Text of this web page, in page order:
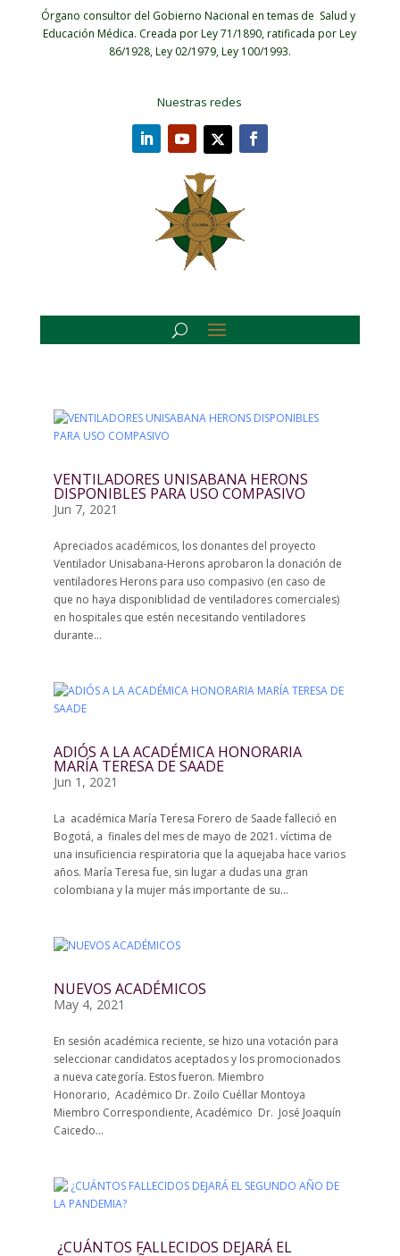
Órgano consultor del Gobierno Nacional en temas de Salud y
Educación Médica. Creada por Ley 71/1890, ratificada por Ley
86/1928, Ley 02/1979, Ley 100/1993.
Nuestras redes
VENTILADORES UNISABANA HERONS
DISPONIBLES PARA USO COMPASIVO
Jun 7, 2021
Apreciados académicos, los donantes del proyecto
Ventilador Unisabana-Herons aprobaron la donación de
ventiladores Herons para uso compasivo (en caso de
que no haya disponiblidad de ventiladores comerciales)
en hospitales que estén necesitando ventiladores
durante...
ADIÓS A LA ACADÉMICA HONORARIA
MARÍA TERESA DE SAADE
Jun 1, 2021
La académica María Teresa Forero de Saade falleció en
Bogotá, a finales del mes de mayo de 2021. víctima de
una insuficiencia respiratoria que la aquejaba hace varios
años. María Teresa fue, sin lugar a dudas una gran
colombiana y la mujer más importante de su...
NUEVOS ACADÉMICOS
May 4, 2021
En sesión académica reciente, se hizo una votación para
seleccionar candidatos aceptados y los promocionados
a nueva categoría. Estos fueron. Miembro
Honorario, Académico Dr. Zoilo Cuéllar Montoya
Miembro Correspondiente, Académico Dr. José Joaquín
Caicedo...
¿CUÁNTOS FALLECIDOS DEJARÁ EL